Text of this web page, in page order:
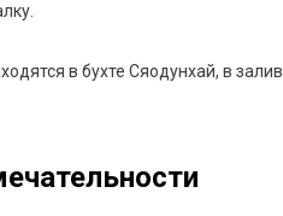
в бухте Сяодунхай, в